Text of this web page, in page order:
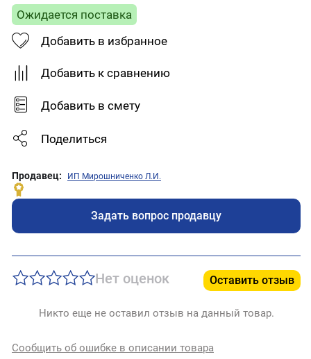
Страна производитель:
Беларусь
Фактура: Под дерево Цвет:
Ожидается поставка
Добавить в избранное
Добавить к сравнению
Добавить в смету
Поделиться
Продавец: ИП Мирошниченко Л.И.
Задать вопрос продавцу
Нет оценок Оставить отзыв
Никто еще не оставил отзыв на данный товар.
Сообщить об ошибке в описании товара